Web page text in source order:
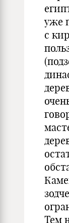
уже
с
Тем